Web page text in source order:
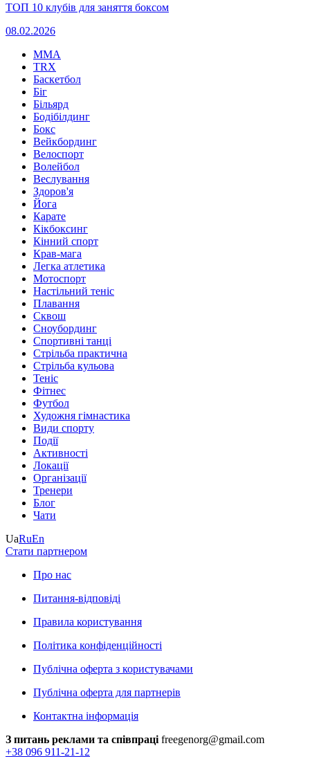
ТОП 10 клубів для заняття боксом
08.02.2026
MMA
TRX
Баскетбол
Біг
Більярд
Бодібілдинг
Бокс
Вейкбординг
Велоспорт
Волейбол
Веслування
Здоров'я
Йога
Карате
Кікбоксинг
Кінний спорт
Крав-мага
Легка атлетика
Мотоспорт
Настільний теніс
Плавання
Сквош
Сноубординг
Спортивні танці
Стрільба практична
Стрільба кульова
Теніс
Фітнес
Футбол
Художня гімнастика
Види спорту
Події
Активності
Локації
Організації
Тренери
Блог
Чати
UaRuEn
Стати партнером
Про нас
Питання-відповіді
Правила користування
Політика конфіденційності
Публічна оферта з користувачами
Публічна оферта для партнерів
Контактна інформація
З питань реклами та співпраці freegenorg@gmail.com
+38 096 911-21-12